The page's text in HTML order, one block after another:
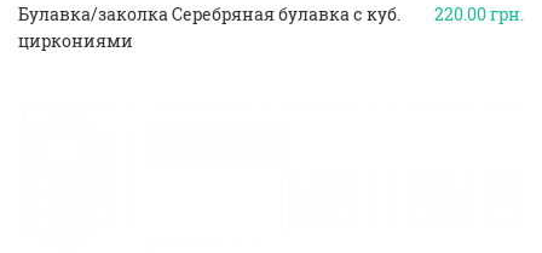
220.00грн.
Булавка/заколка Серебряная булавка с куб.
циркониями